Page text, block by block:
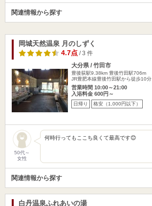
関連情報から探す
岡城天然温泉 月のしずく
4.7点/ 3 件
大分県 / 竹田市
豊後荻駅9.38km 豊後竹田駅706m
JR豊肥本線豊後竹田駅から徒歩10分
営業時間 10:00～21:00
入浴料金 600円～
日帰り 格安（1,000円以下）
50代～
女性
何時行ってもここち良くて最高です😊
関連情報から探す
白丹温泉ふれあいの湯